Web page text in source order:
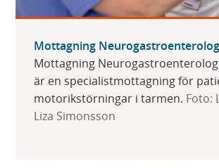
Mottagning
Mottagning
är en specialistmottagning för
motorikstörningar i tarmen. Foto:
Liza Simonsson